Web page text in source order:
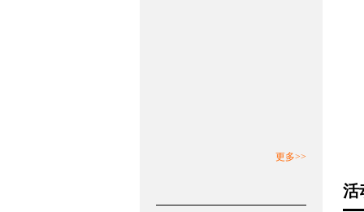
更多>>
活